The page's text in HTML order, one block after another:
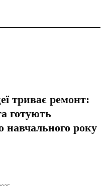
триває ремонт:
готують
навчального року